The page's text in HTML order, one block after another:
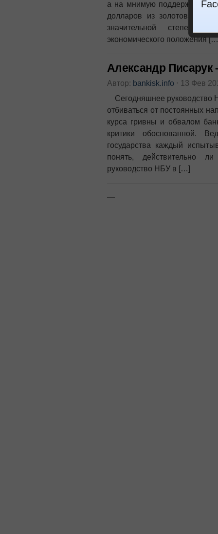
а на мнимую поддержку
долларов из
значительной степени
экономического положения
Александр Писарук
Автор: bankisk.info ⋅ 13 Фев
Сегодняшнее руководство
отбиваться от постоянных
курса гривны и обвалом
критики обоснованной.
государства каждый
понять, действительно
руководство НБУ в […]
—